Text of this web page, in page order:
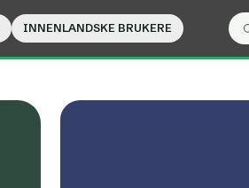
INNENLANDSKE BRUKERE